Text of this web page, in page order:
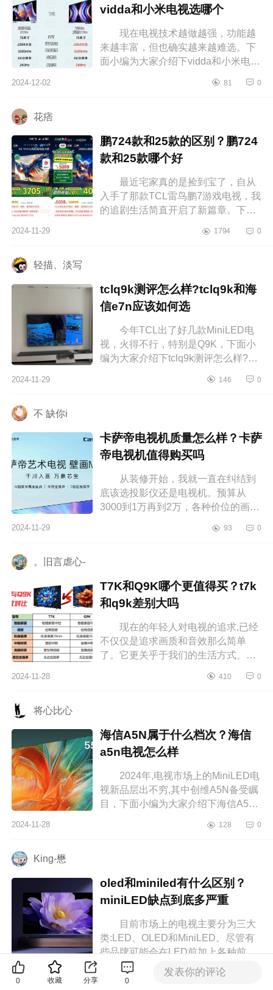
vidda和小米电视选哪个
现在电视技术越做越强，功能越
来越丰富，但也确实越来越难选。下
面小编为大家介绍下vidda和小米电视
个 vidda和小米电视哪个质量
2024-12-02 81 0
花痞
鹏724款和25款的区别？鹏724
款和25款哪个好
最近宅家真的是捡到宝了，自从
入手了那款TCL雷鸟鹏7游戏电视，我
的追剧生活简直开启了新篇章。下面
区别？鹏724款和25款哪个好 鹏
2024-11-29 1794 0
轻描、淡写
tclq9k测评怎么样?tclq9k和海
信e7n应该如何选
今年TCL出了好几款MiniLED电
视，火得不行，特别是Q9K，下面小
编为大家介绍下tclq9k测评怎么样?
tclq9k测评怎么样 电视看了差不多
2024-11-29 146 0
不 缺你i
卡萨帝电视机质量怎么样？卡萨
帝电视机值得购买吗
从装修开始，我就一直在纠结到
底该选投影仪还是电视机。预算从
3000到1万再到2万，各种价位的画质
择了卡萨帝电视机，这真是一个明智
2024-11-29 93 0
。旧言虐心-
T7K和Q9K哪个更值得买？t7k
和q9k差别大吗
现在的年轻人对电视的追求,已经
不仅仅是追求画质和音效那么简单
了。它更关乎于我们的生活方式、审
小编为大家介绍下T7K和Q9K哪个更
2024-11-28 410 0
将心比心
海信A5N属于什么档次？海信
a5n电视怎么样
2024年,电视市场上的MiniLED电
视新品层出不穷,其中创维A5N备受瞩
目，下面小编为大家介绍下海信A5N
样 海信A5N属于什么档次 海
2024-11-28 128 0
King-懋
oled和miniled有什么区别？
miniLED缺点到底多严重
目前市场上的电视主要分为三大
类:LED、OLED和MiniLED。尽管有
些品牌可能会在LED前加上各种前缀,
但本质上它们还是属于LED技术。下
面小编为大家介绍下oled和miniled有
2024-11-28 93
0
收藏 分享 0
发表你的评论